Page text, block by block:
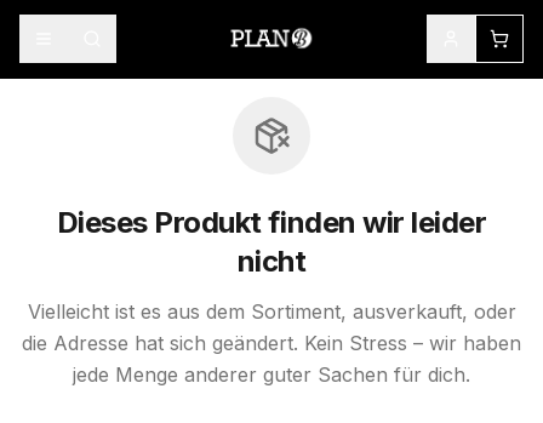
Dieses Produkt finden wir leider
nicht
Vielleicht ist es aus dem Sortiment, ausverkauft, oder
die Adresse hat sich geändert. Kein Stress – wir haben
jede Menge anderer guter Sachen für dich.